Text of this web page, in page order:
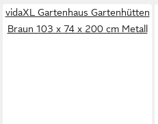
vidaXL Gartenhaus Gartenhütten
Braun 103 x 74 x 200 cm Metall